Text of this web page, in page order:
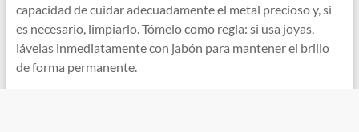
capacidad de cuidar adecuadamente el metal precioso y, si
es necesario, limpiarlo. Tómelo como regla: si usa joyas,
lávelas inmediatamente con jabón para mantener el brillo
de forma permanente.